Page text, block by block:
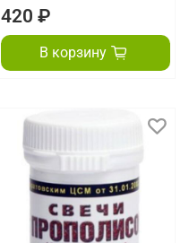
420 ₽
В корзину